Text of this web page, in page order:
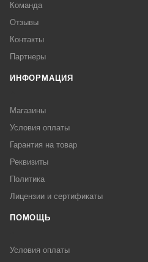
Команда
Отзывы
Контакты
Партнеры
ИНФОРМАЦИЯ
Магазины
Условия оплаты
Гарантия на товар
Реквизиты
Политика
Лицензии и сертификаты
ПОМОЩЬ
Условия оплаты